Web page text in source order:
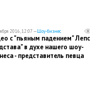
2016, 12:07 —Шоу-бизнес
с "пьяным падением"
в духе нашего шоу-
- представитель певца